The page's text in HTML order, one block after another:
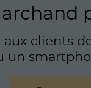
clients
un